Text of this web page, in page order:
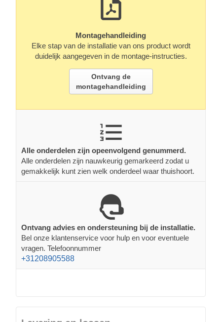
Montagehandleiding
Elke stap van de installatie van ons product wordt
duidelijk aangegeven in de montage-instructies.
Ontvang de
montagehandleiding
Alle onderdelen zijn opeenvolgend genummerd.
Alle onderdelen zijn nauwkeurig gemarkeerd zodat u
gemakkelijk kunt zien welk onderdeel waar thuishoort.
Ontvang advies en ondersteuning bij de installatie.
Bel onze klantenservice voor hulp en voor eventuele
vragen. Telefoonnummer
+31208905588